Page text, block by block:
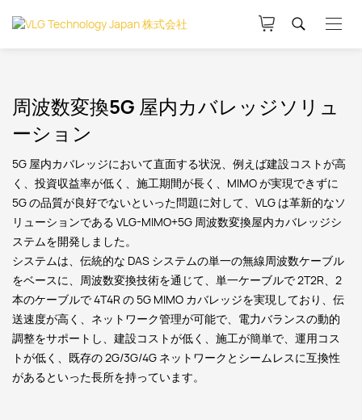
周波数変換5G 屋内カバレッジソリュ
ーション
5G 屋内カバレッジにおいて直面する状況、例えば建設コストが高
く、投資収益率が低く、施工期間が長く、MIMO が実現できずに
5G の品質が良好でないといった問題に対して、VLG は革新的なソ
リューションである VLG-MIMO+5G 周波数変換屋内カバレッジシ
ステムを開発しました。
システムは、伝統的な DAS システムの単一の無線周波数ケーブル
をベースに、周波数変換技術を通じて、単一ケーブルで 2T2R、2
本のケーブルで 4T4R の 5G MIMO カバレッジを実現しており、伝
送速度が高く、ネットワーク管理が可能で、電力バランスの動的
調整をサポートし、建設コストが低く、施工が簡単で、運用コス
トが低く、既存の 2G/3G/4G ネットワークとシームレスに互換性
があるといった長所を持っています。